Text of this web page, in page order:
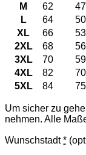
M
62
47
L
64
50
XL
66
53
2XL
68
56
3XL
70
59
4XL
82
70
5XL
84 75
Um sicher zu
nehmen. Alle
Wunschstadt*